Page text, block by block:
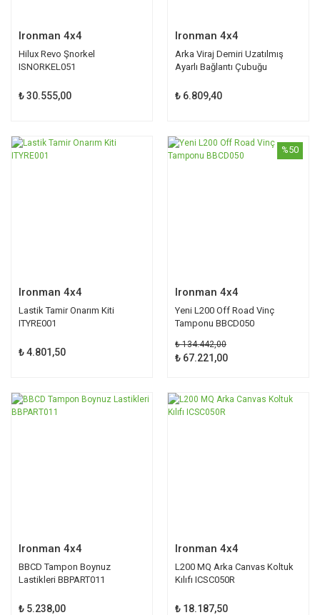
Ironman 4x4
Hilux Revo Şnorkel
ISNORKEL051
₺ 30.555,00
Ironman 4x4
Arka Viraj Demiri Uzatılmış
Ayarlı Bağlantı Çubuğu
₺ 6.809,40
Ironman 4x4
Lastik Tamir Onarım Kiti
ITYRE001
₺ 4.801,50
Ironman 4x4
Yeni L200 Off Road Vinç
Tamponu BBCD050
%50
₺ 134.442,00
₺ 67.221,00
Ironman 4x4
BBCD Tampon Boynuz
Lastikleri BBPART011
₺ 5.238,00
Ironman 4x4
L200 MQ Arka Canvas Koltuk
Kılıfı ICSC050R
₺ 18.187,50